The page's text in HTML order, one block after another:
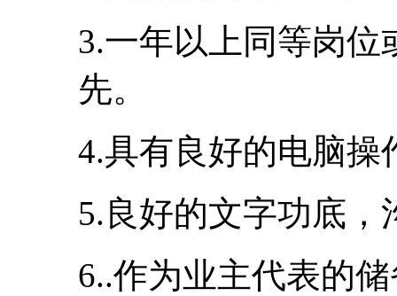
3.一年以上同等岗
先。
4.具有良好的电脑操
5.良好的文字功底
6..作为业主代表的